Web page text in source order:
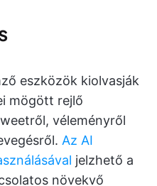
eszközök kiolvasják
mögött rejlő
véleményről
Az AI
jelzhető a
növekvő